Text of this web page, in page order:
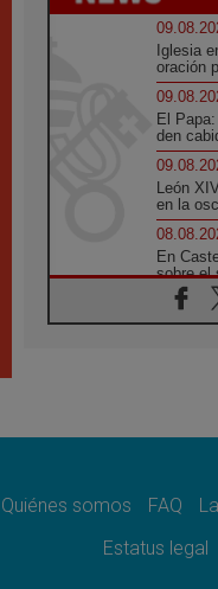
Iglesia
oración
El
den
León
en la
En
sobre el
En
del
Quiénes somos FAQ
Estatus legal